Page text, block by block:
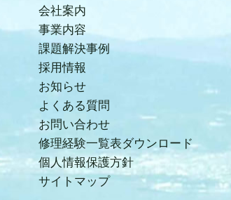
会社案内
事業内容
課題解決事例
採用情報
お知らせ
よくある質問
お問い合わせ
修理経験一覧表ダウンロード
個人情報保護方針
サイトマップ